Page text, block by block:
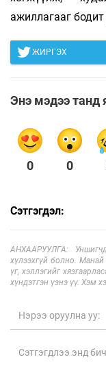
ажиллагааг
ЖИРГЭХ
Энэ мэдээ танд
0 0
Сэтгэгдэл:
АНХААРУУЛГА:
хүлээхгүй болно.
үг, хэллэгийг
хүндэтгэн үзнэ үү. Хэм